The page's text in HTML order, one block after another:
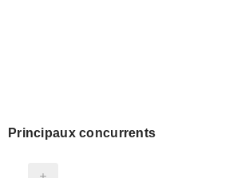
Principaux concurrents